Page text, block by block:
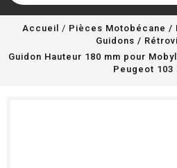
Accueil Pièces Motobécane /
Guidons /
Guidon Hauteur 180 mm pour
Peugeot 103